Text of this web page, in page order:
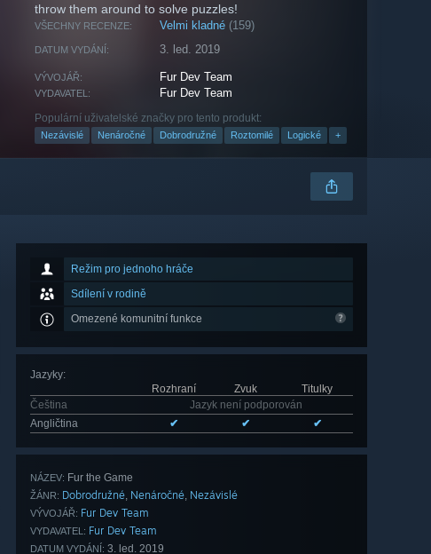
throw them around to solve puzzles!
VŠECHNY RECENZE: Velmi kladné (159)
DATUM VYDÁNÍ: 3. led. 2019
VÝVOJÁŘ: Fur Dev Team
VYDAVATEL: Fur Dev Team
Populární uživatelské značky pro tento produkt:
Nezávislé Nenáročné Dobrodružné Roztomilé Logické +
Režim pro jednoho hráče
Sdílení v rodině
Omezené komunitní funkce
Jazyky:
Rozhraní
Zvuk
Titulky
Čeština
Jazyk není podporován
Angličtina
✔ ✔ ✔
NÁZEV: Fur the Game
ŽÁNR: Dobrodružné, Nenáročné, Nezávislé
VÝVOJÁŘ: Fur Dev Team
VYDAVATEL: Fur Dev Team
DATUM VYDÁNÍ: 3. led. 2019